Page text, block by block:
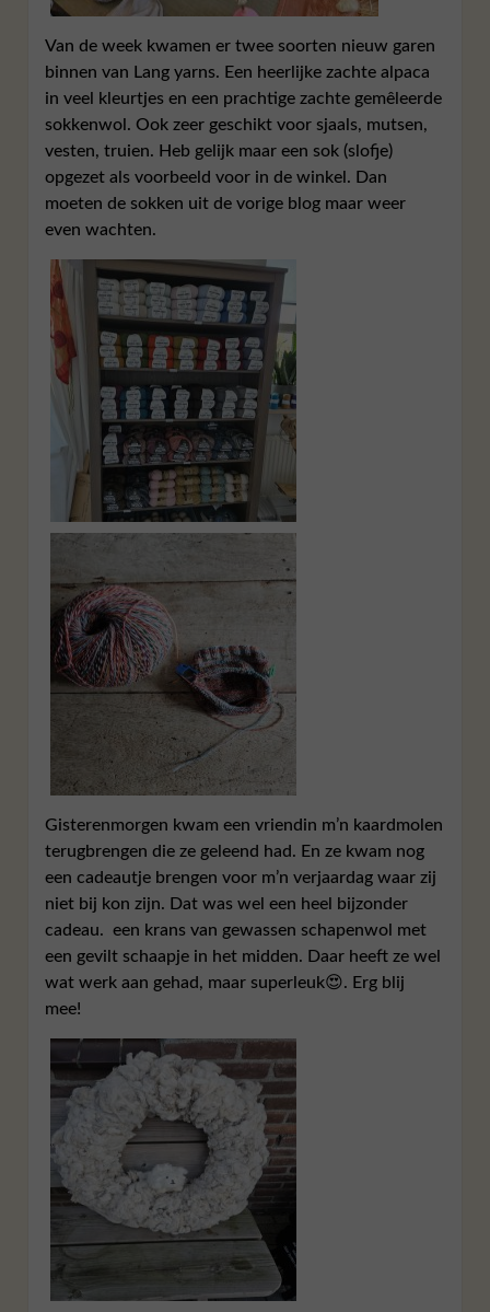
Van de week kwamen er twee soorten nieuw garen
binnen van Lang yarns. Een heerlijke zachte alpaca
in veel kleurtjes en een prachtige zachte gemêleerde
sokkenwol. Ook zeer geschikt voor sjaals, mutsen,
vesten, truien. Heb gelijk maar een sok (slofje)
opgezet als voorbeeld voor in de winkel. Dan
moeten de sokken uit de vorige blog maar weer
even wachten.
Gisterenmorgen kwam een vriendin m’n kaardmolen
terugbrengen die ze geleend had. En ze kwam nog
een cadeautje brengen voor m’n verjaardag waar zij
niet bij kon zijn. Dat was wel een heel bijzonder
cadeau. een krans van gewassen schapenwol met
een gevilt schaapje in het midden. Daar heeft ze wel
wat werk aan gehad, maar superleuk😍. Erg blij
mee!